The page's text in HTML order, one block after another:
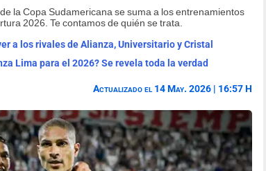
la Copa Sudamericana se suma a los entrenamientos
2026. Te contamos de quién se trata.
a los rivales de Alianza, Universitario y Cristal
Lima para el 2026? Se revela toda la verdad
Actualizado el 14 May. 2026 | 16:57 H